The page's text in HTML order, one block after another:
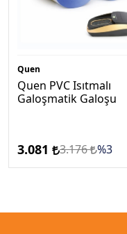
Quen
Quen PVC Isıtmalı
Galoşmatik Galoşu
3.081 3.176 %3